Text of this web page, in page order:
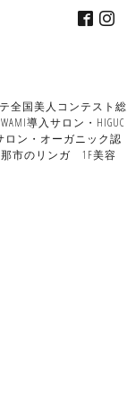
全国美人コンテスト総
導入サロン・HIGUC
ロン・オーガニック認
市のリンガ 1F美容